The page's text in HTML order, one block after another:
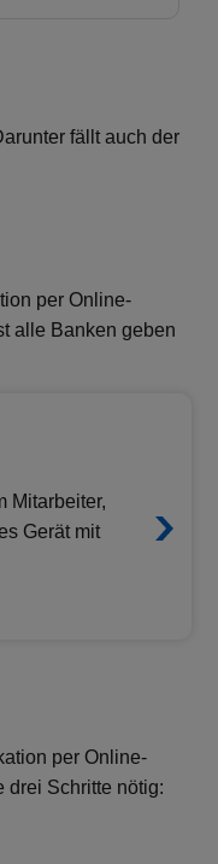
fällt auch der
per Online-
alle Banken geben
Mitarbeiter,
Gerät mit
per Online-
drei Schritte nötig: